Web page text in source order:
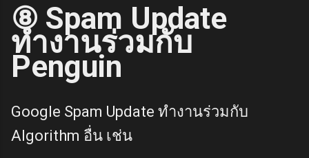
⑧ Spam Update
ทำงานร่วมกับ
Penguin
Google Spam Update ทำงานร่วมกับ
Algorithm อื่น เช่น